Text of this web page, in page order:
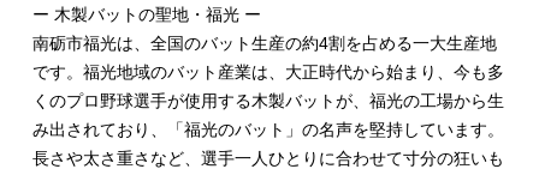
ー 木製バットの聖地・福光 ー
南砺市福光は、全国のバット生産の約4割を占める一大生産地
です。福光地域のバット産業は、大正時代から始まり、今も多
くのプロ野球選手が使用する木製バットが、福光の工場から生
み出されており、「福光のバット」の名声を堅持しています。
長さや太さ重さなど、選手一人ひとりに合わせて寸分の狂いも